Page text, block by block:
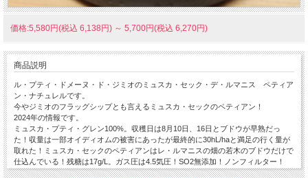
価格:5,580円(税込 6,138円) ～ 5,700円(税込 6,270円)
商品説明
ル・プティ・ドメーヌ・ド・ジミオのミュスカ・セック・デ・ルマニス ペティア
ン・ナチュレルです。
今やジミオのフラッグシップとも言えるミュスカ・セックのペティアン！
2024年の情報です。
ミュスカ・プティ・グレン100%。収穫日は8月10日、16日とブドウが早熟だっ
た！収量は一部オイディオムの被害にあったが最終的に30hL/haと満足の行く量が
取れた！ミュスカ・セックのペティアンはレ・ルマニスの畑の若木のブドウだけで
仕込んでいる！残糖は17g/L。ガス圧は4.5気圧！SO2無添加！ノンフィルター！
少し濁りのある淡いレモン色。レモン、ライム、白いバラ、ヴェルヴェンヌの香